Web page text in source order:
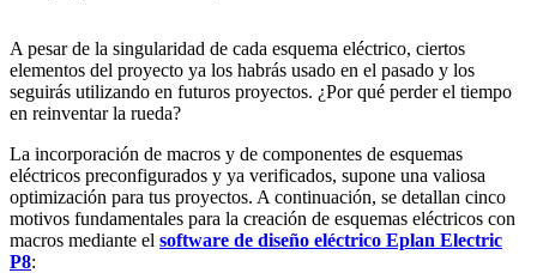
A pesar de la singularidad de cada esquema eléctrico, ciertos
elementos del proyecto ya los habrás usado en el pasado y los
seguirás utilizando en futuros proyectos. ¿Por qué perder el tiempo
en reinventar la rueda?
La incorporación de macros y de componentes de esquemas
eléctricos preconfigurados y ya verificados, supone una valiosa
optimización para tus proyectos. A continuación, se detallan cinco
motivos fundamentales para la creación de esquemas eléctricos con
macros mediante el software de diseño eléctrico Eplan Electric
P8: